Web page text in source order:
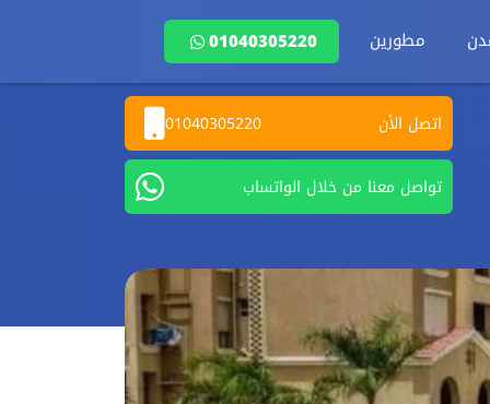
مطورين 01040305220
اتصل الأن 01040305220
تواصل معنا من خلال الواتساب